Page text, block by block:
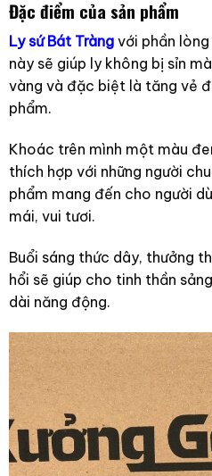
Đặc điểm của sản phẩm
Ly sứ Bát Tràng với phần
này sẽ giúp ly không bị sỉn
vàng và đặc biệt là tăng vẻ
phẩm.
Khoác trên mình một màu
thích hợp với những người
phẩm mang đến cho người
mái, vui tươi.
Buổi sáng thức dây, thưởng
hổi sẽ giúp cho tinh thần
dài năng động.